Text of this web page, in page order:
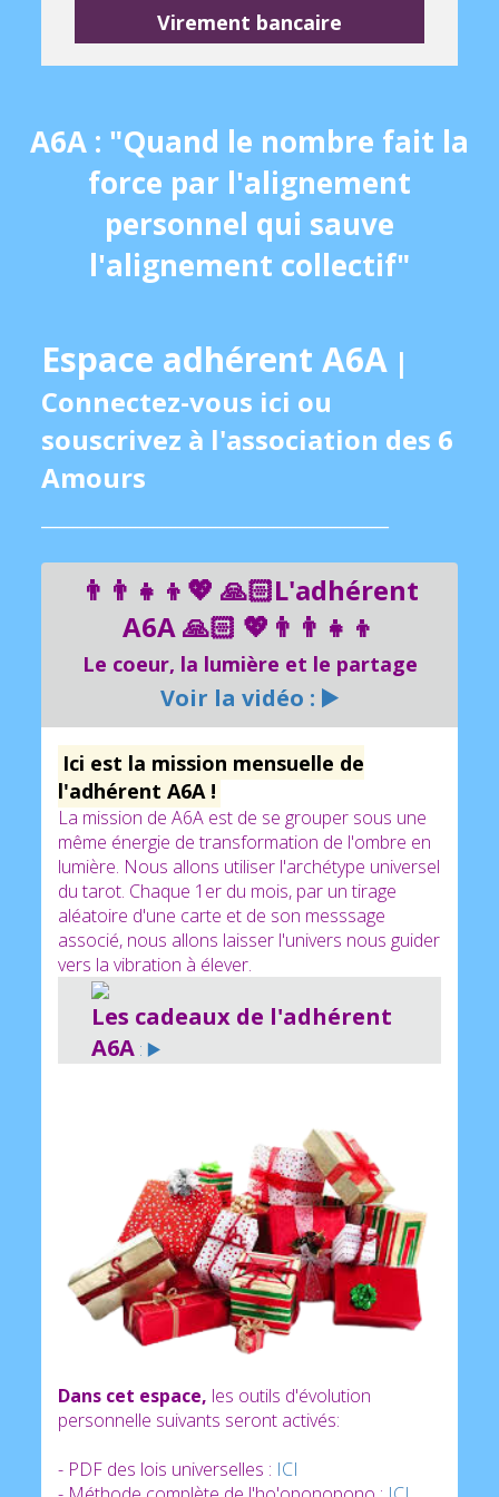
Virement bancaire
A6A : "Quand le nombre fait la
force par l'alignement
personnel qui sauve
l'alignement collectif"
Espace adhérent A6A |
Connectez-vous ici ou
souscrivez à l'association des 6
Amours
👨‍👨‍👧‍👦💖 🙏🏻L'adhérent
A6A 🙏🏻 💖👨‍👨‍👧‍👦
Le coeur, la lumière et le partage
Voir la vidéo : ▶️
Ici est la mission mensuelle de
l'adhérent A6A !
La mission de A6A est de se grouper sous une
même énergie de transformation de l'ombre en
lumière. Nous allons utiliser l'archétype universel
du tarot. Chaque 1er du mois, par un tirage
aléatoire d'une carte et de son messsage
associé, nous allons laisser l'univers nous guider
vers la vibration à élever.
Les cadeaux de l'adhérent
A6A : ▶️
Dans cet espace, les outils d'évolution
personnelle suivants seront activés:
- PDF des lois universelles : ICI